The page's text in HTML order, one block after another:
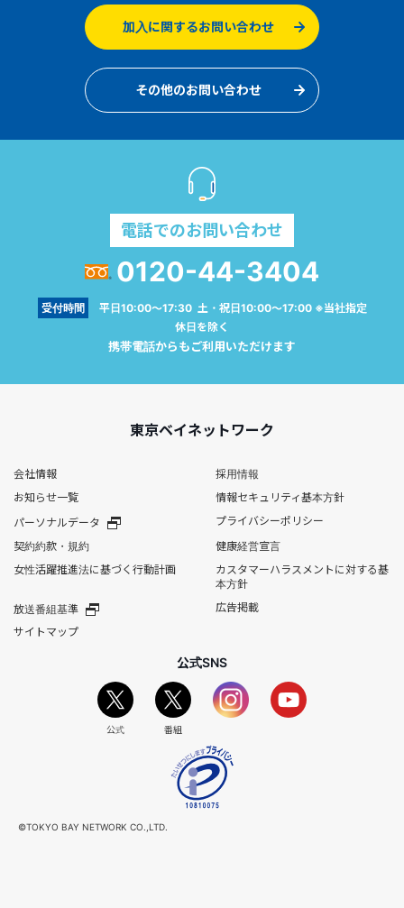
加入に関するお問い合わせ
その他のお問い合わせ
電話でのお問い合わせ
0120-44-3404
受付時間
平日10:00～17:30 土・祝日10:00～17:00 ※当社指定
休日を除く
携帯電話からもご利用いただけます
東京ベイネットワーク
会社情報
採用情報
お知らせ一覧
情報セキュリティ基本方針
パーソナルデータ
プライバシーポリシー
契約約款・規約
健康経営宣言
女性活躍推進法に基づく行動計画
カスタマーハラスメントに対する基
本方針
放送番組基準
広告掲載
サイトマップ
公式SNS
公式 番組
©TOKYO BAY NETWORK CO.,LTD.